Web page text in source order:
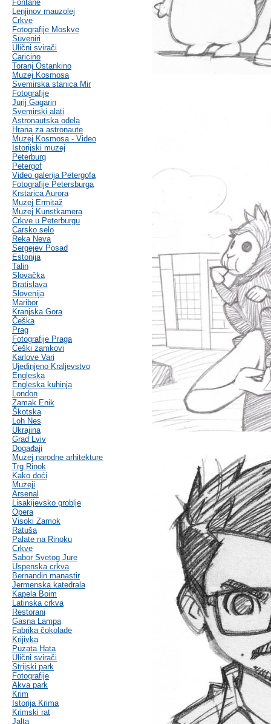
Fontane
Lenjinov mauzolej
Crkve
Fotografije Moskve
Suveniri
Ulični svirači
Caricino
Toranj Ostankino
Muzej Kosmosa
Svemirska stanica Mir
Fotografije
Jurij Gagarin
Svemirski alati
Astronautska odela
Hrana za astronaute
Muzej Kosmosa - Video
Istorijski muzej
Peterburg
Petergof
Video galerija Petergofa
Fotografije Petersburga
Krstarica Aurora
Muzej Ermitaž
Muzej Kunstkamera
Crkve u Peterburgu
Carsko selo
Reka Neva
Sergejev Posad
Estonija
Talin
Slovačka
Bratislava
Slovenija
Maribor
Kranjska Gora
Češka
Prag
Fotografije Praga
Češki zamkovi
Karlove Vari
Ujedinjeno Kraljevstvo
Engleska
Engleska kuhinja
London
Zamak Enik
Škotska
Loh Nes
Ukrajina
Grad Lviv
Događaji
Muzej narodne arhitekture
Trg Rinok
Kako doći
Muzeji
Arsenal
Lisakijevsko groblje
Opera
Visoki Zamok
Ratuša
Palate na Rinoku
Crkve
Sabor Svetog Jure
Uspenska crkva
Bernandin manastir
Jermenska katedrala
Kapela Boim
Latinska crkva
Restorani
Gasna Lampa
Fabrika čokolade
Krijivka
Puzata Hata
Ulični svirači
Strijski park
Fotografije
Akva park
Krim
Istorija Krima
Krimski rat
Jalta